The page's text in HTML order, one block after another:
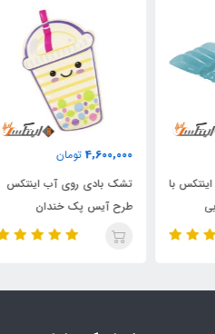
تومان
تشک بادی روی آب اینتکس
طرح آیس پک خندان